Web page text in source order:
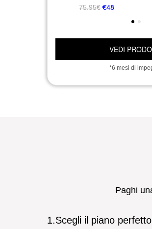
75.95€ €48
VEDI
*6 mesi di
Paghi
1.Scegli il piano